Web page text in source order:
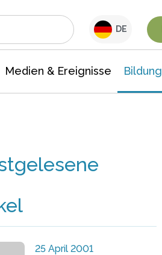
DE
Medien & Ereignisse Bildung
25 April 2001